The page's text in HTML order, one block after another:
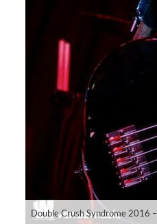
Double Crush Syndrome 2016